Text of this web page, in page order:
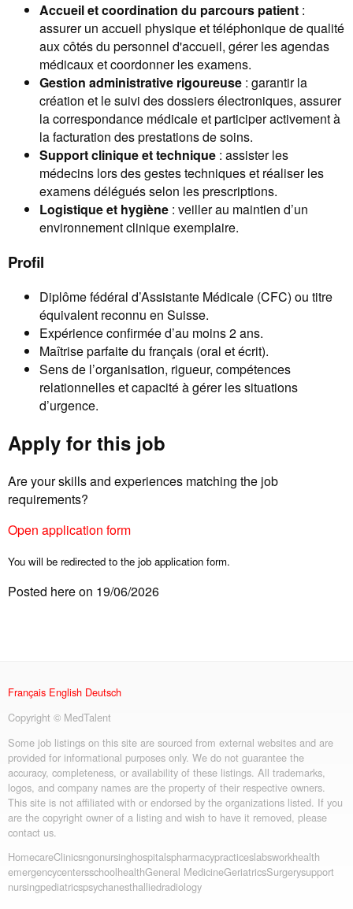
Accueil et coordination du parcours patient :
assurer un accueil physique et téléphonique de qualité
aux côtés du personnel d'accueil, gérer les agendas
médicaux et coordonner les examens.
Gestion administrative rigoureuse : garantir la
création et le suivi des dossiers électroniques, assurer
la correspondance médicale et participer activement à
la facturation des prestations de soins.
Support clinique et technique : assister les
médecins lors des gestes techniques et réaliser les
examens délégués selon les prescriptions.
Logistique et hygiène : veiller au maintien d’un
environnement clinique exemplaire.
Profil
Diplôme fédéral d’Assistante Médicale (CFC) ou titre
équivalent reconnu en Suisse.
Expérience confirmée d’au moins 2 ans.
Maîtrise parfaite du français (oral et écrit).
Sens de l’organisation, rigueur, compétences
relationnelles et capacité à gérer les situations
d’urgence.
Apply for this job
Are your skills and experiences matching the job
requirements?
Open application form
You will be redirected to the job application form.
Posted here on 19/06/2026
Français English Deutsch
Copyright © MedTalent
Some job listings on this site are sourced from external websites and are
provided for informational purposes only. We do not guarantee the
accuracy, completeness, or availability of these listings. All trademarks,
logos, and company names are the property of their respective owners.
This site is not affiliated with or endorsed by the organizations listed. If you
are the copyright owner of a listing and wish to have it removed, please
contact us.
HomecareClinicsngonursinghospitalspharmacypracticeslabsworkhealth
emergencycentersschoolhealthGeneral MedicineGeriatricsSurgerysupport
nursingpediatricspsychanesthalliedradiology